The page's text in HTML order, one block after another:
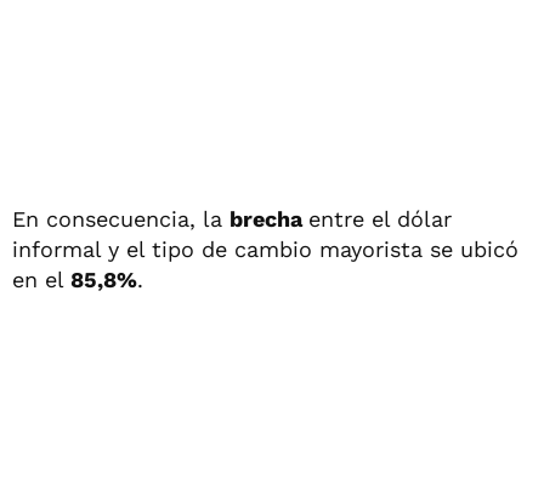
En consecuencia, la brecha entre el dólar
informal y el tipo de cambio mayorista se ubicó
en el 85,8%.